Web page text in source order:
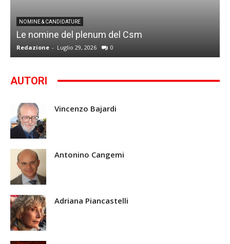
NOMINE & CANDIDATURE
Le nomine del plenum del Csm
Redazione - Luglio 29, 2026 0
AUTORI
Vincenzo Bajardi
Antonino Cangemi
Adriana Piancastelli